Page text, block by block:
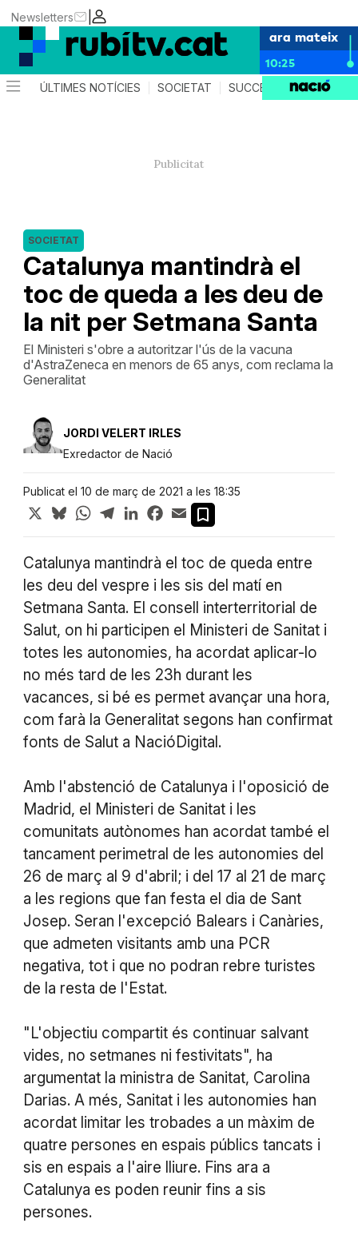
|
Newsletters
ara mateix
10:25
ÚLTIMES NOTÍCIES SOCIETAT SUCCESSOS
Catalunya mantindrà el
toc de queda a les deu de
la nit per Setmana Santa
SOCIETAT
El Ministeri s'obre a autoritzar l'ús de la vacuna
d'AstraZeneca en menors de 65 anys, com reclama la
Generalitat
JORDI VELERT IRLES
Exredactor de Nació
Publicat el 10 de març de 2021 a les 18:35
X BlueskyWhatsApp
TelegramLinkedInFacebook
Email
Catalunya mantindrà el toc de queda entre
les deu del vespre i les sis del matí en
Setmana Santa. El consell interterritorial de
Salut, on hi participen el Ministeri de Sanitat i
totes les autonomies, ha acordat aplicar-lo
no més tard de les 23h durant les
vacances, si bé es permet avançar una hora,
com farà la Generalitat segons han confirmat
fonts de Salut a NacióDigital.
Amb l'abstenció de Catalunya i l'oposició de
Madrid, el Ministeri de Sanitat i les
comunitats autònomes han acordat també el
tancament perimetral de les autonomies del
26 de març al 9 d'abril; i del 17 al 21 de març
a les regions que fan festa el dia de Sant
Josep. Seran l'excepció Balears i Canàries,
que admeten visitants amb una PCR
negativa, tot i que no podran rebre turistes
de la resta de l'Estat.
"L'objectiu compartit és continuar salvant
vides, no setmanes ni festivitats", ha
argumentat la ministra de Sanitat, Carolina
Darias. A més, Sanitat i les autonomies han
acordat limitar les trobades a un màxim de
quatre persones en espais públics tancats i
sis en espais a l'aire lliure. Fins ara a
Catalunya es poden reunir fins a sis
persones.